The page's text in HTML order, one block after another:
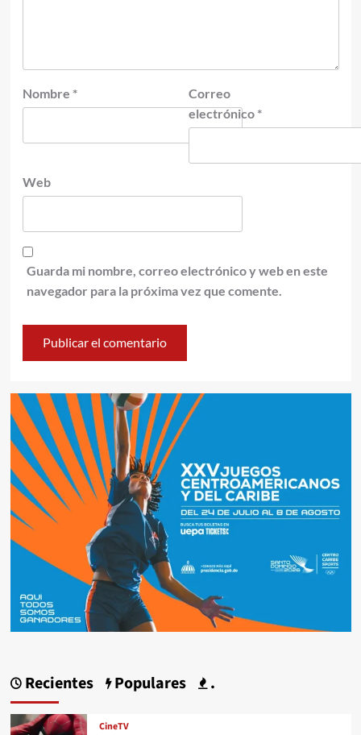
Nombre *
Correo
electrónico *
Web
Guarda mi nombre, correo electrónico y web en este
navegador para la próxima vez que comente.
Recientes Populares .
CineTV